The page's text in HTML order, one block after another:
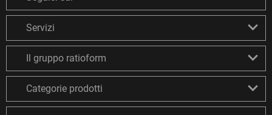
Servizi
Il gruppo ratioform
Categorie prodotti